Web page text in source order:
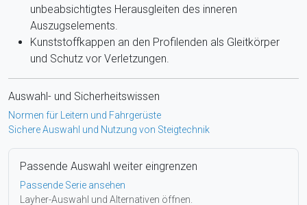
unbeabsichtigtes Herausgleiten des inneren
Auszugselements.
Kunststoffkappen an den Profilenden als Gleitkörper
und Schutz vor Verletzungen.
Auswahl- und Sicherheitswissen
Normen für Leitern und Fahrgerüste
Sichere Auswahl und Nutzung von Steigtechnik
Passende Auswahl weiter eingrenzen
Passende Serie ansehen
Layher-Auswahl und Alternativen öffnen.